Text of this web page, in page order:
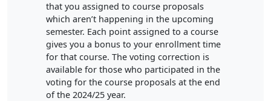
that you assigned to course proposals
which aren’t happening in the upcoming
semester. Each point assigned to a course
gives you a bonus to your enrollment time
for that course. The voting correction is
available for those who participated in the
voting for the course proposals at the end
of the 2024/25 year.